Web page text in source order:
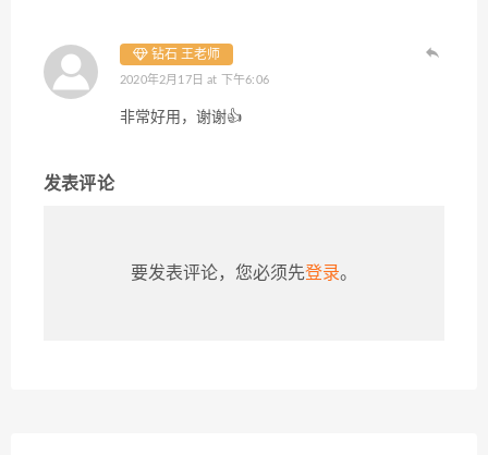
钻石 王老师
2020年2月17日 at 下午6:06
非常好用，谢谢👍
发表评论
要发表评论，您必须先登录。